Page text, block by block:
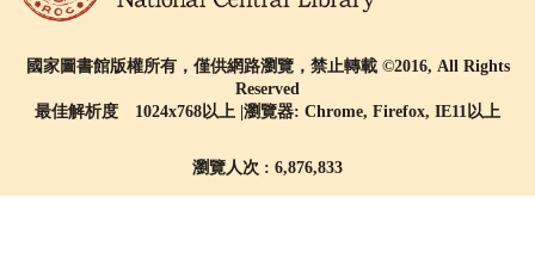
國家圖書館版權所有，僅供網路瀏覽，禁止轉載 ©2016, All Rights
Reserved
最佳解析度 1024x768以上 |瀏覽器: Chrome, Firefox, IE11以上
瀏覽人次 : 6,876,833